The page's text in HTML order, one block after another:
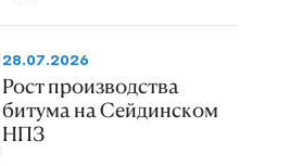
28.07.2026
Рост производства
битума на Сейдинском
НПЗ